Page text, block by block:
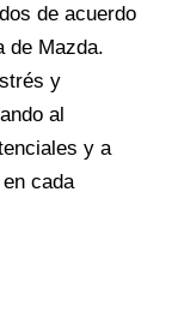
de acuerdo
de Mazda.
y
al
y a
cada